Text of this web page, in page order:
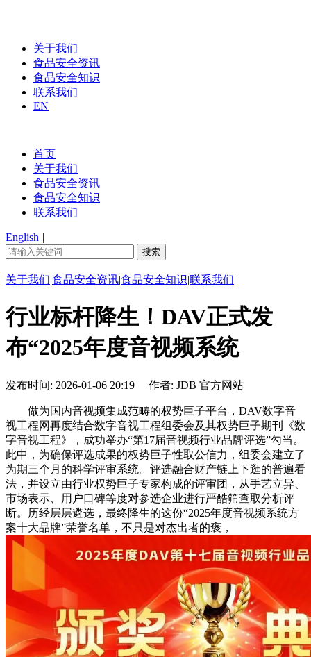
关于我们
食品安全资讯
食品安全知识
联系我们
EN
首页
关于我们
食品安全资讯
食品安全知识
联系我们
English |
关于我们|食品安全资讯|食品安全知识|联系我们|
行业标杆降生！DAV正式发
布“2025年度音视频系统
发布时间: 2026-01-06 20:19 作者: JDB 官方网站
做为国内音视频集成范畴的权势巨子平台，DAV数字音
视工程网再度结合数字音视工程组委会及其权势巨子期刊《数
字音视工程》，成功举办“第17届音视频行业品牌评选”勾当。
此中，为确保评选成果的权势巨子性取公信力，组委会建立了
为期三个月的科学评审系统。评选融合财产链上下逛的普遍看
法，并设立由行业权势巨子专家构成的评审团，从手艺立异、
市场表示、用户口碑等度对参选企业进行严酷筛查取分析评
断。历经层层遴选，最终降生的这份“2025年度音视频系统方
案十大品牌”荣誉名单，不只是对杰出者的褒，